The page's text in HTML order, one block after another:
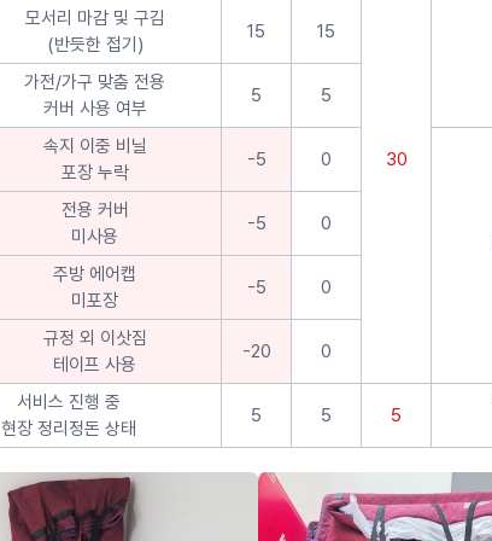
30
모서리 마감 및 구김
(반듯한 접기)
15 15
가전/가구 맞춤 전용
커버 사용 여부
5 5
속지 이중 비닐
포장 누락
-5 0
전용 커버
미사용
-5 0
주방 에어캡
미포장
-5 0
규정 외 이삿짐
테이프 사용
-20 0
서비스 진행 중
현장 정리정돈 상태
5 5 5